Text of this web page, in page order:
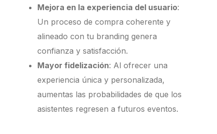
Mejora en la experiencia del usuario:
Un proceso de compra coherente y
alineado con tu branding genera
confianza y satisfacción.
Mayor fidelización: Al ofrecer una
experiencia única y personalizada,
aumentas las probabilidades de que los
asistentes regresen a futuros eventos.